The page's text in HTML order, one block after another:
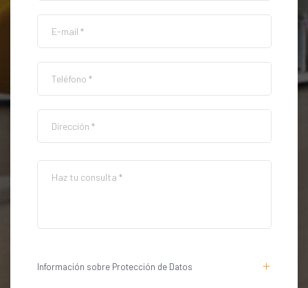
Información sobre Protección de Datos